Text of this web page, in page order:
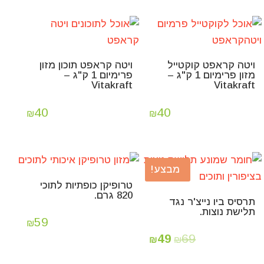
ויטה קראפט קוקטייל
מזון פרימיום 1 ק"ג –
Vitakraft
₪40
ויטה קראפט תוכון מזון
פרימיום 1 ק"ג –
Vitakraft
₪40
מבצע!
תרסיס ביו נייצ'ר נגד
תלישת נוצות.
₪69
₪49
טרופיקן כופתיות לתוכי
820 גרם.
₪59